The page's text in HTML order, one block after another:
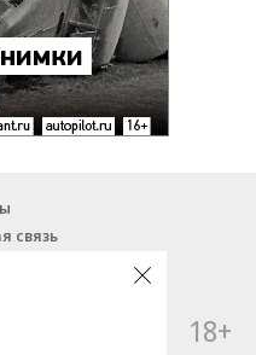
связь
18+